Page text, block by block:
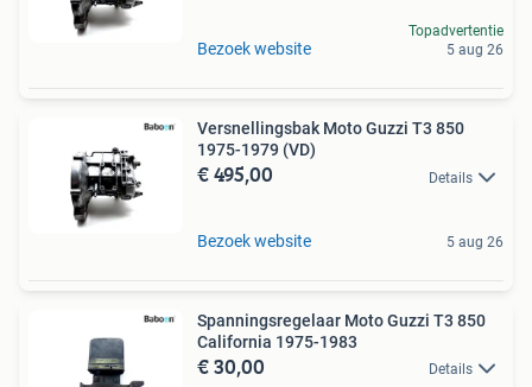
Bezoek website
Topadvertentie
5 aug 26
Versnellingsbak Moto Guzzi T3 850
1975-1979 (VD)
€ 495,00 Details
Bezoek website 5 aug 26
Spanningsregelaar Moto Guzzi T3 850
California 1975-1983
€ 30,00 Details